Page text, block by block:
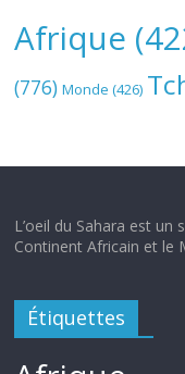
Afrique
(776) Monde (426)
L’oeil du Sahara est
Continent Africain et le
Étiquettes